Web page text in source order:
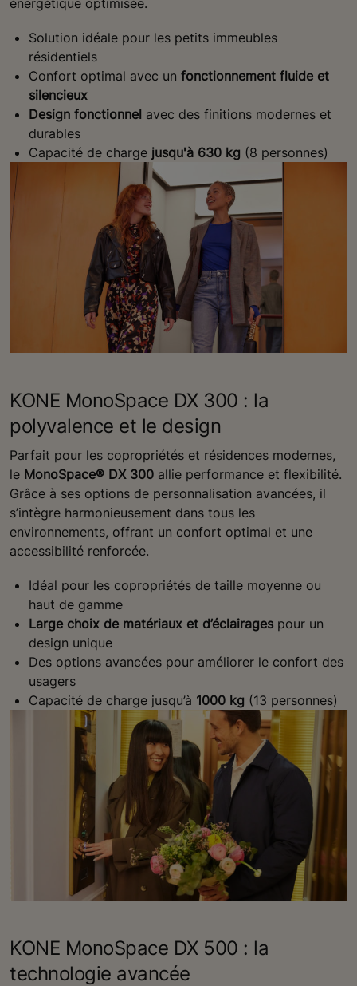
Solution idéale pour les petits immeubles
résidentiels
Confort optimal avec un fonctionnement fluide et
silencieux
Design fonctionnel avec des finitions modernes et
durables
Capacité de charge jusqu'à 630 kg (8 personnes)
KONE MonoSpace DX 300 : la
polyvalence et le design
Parfait pour les copropriétés et résidences modernes,
le MonoSpace® DX 300 allie performance et flexibilité.
Grâce à ses options de personnalisation avancées, il
s’intègre harmonieusement dans tous les
environnements, offrant un confort optimal et une
accessibilité renforcée.
Idéal pour les copropriétés de taille moyenne ou
haut de gamme
Large choix de matériaux et d’éclairages pour un
design unique
Des options avancées pour améliorer le confort des
usagers
Capacité de charge jusqu’à 1000 kg (13 personnes)
KONE MonoSpace DX 500 : la
technologie avancée